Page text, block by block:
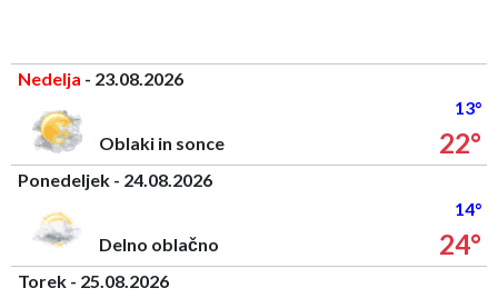
Nedelja - 23.08.2026
13°
Oblaki in sonce
22°
Ponedeljek - 24.08.2026
14°
Delno oblačno
24°
Torek - 25.08.2026